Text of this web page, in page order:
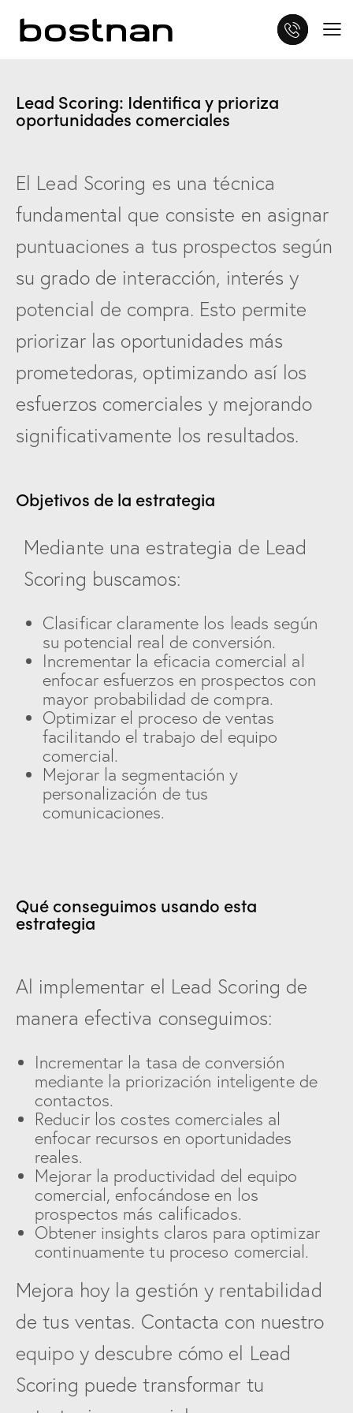
Customer Journey Analytics
Lead Scoring: Identifica y prioriza
oportunidades comerciales
El Lead Scoring es una técnica
fundamental que consiste en asignar
puntuaciones a tus prospectos según
su grado de interacción, interés y
potencial de compra. Esto permite
priorizar las oportunidades más
prometedoras, optimizando así los
esfuerzos comerciales y mejorando
significativamente los resultados.
Objetivos de la estrategia
Mediante una estrategia de Lead
Scoring buscamos:
Clasificar claramente los leads según
su potencial real de conversión.
Incrementar la eficacia comercial al
enfocar esfuerzos en prospectos con
mayor probabilidad de compra.
Optimizar el proceso de ventas
facilitando el trabajo del equipo
comercial.
Mejorar la segmentación y
personalización de tus
comunicaciones.
Qué conseguimos usando esta
estrategia
Al implementar el Lead Scoring de
manera efectiva conseguimos:
Incrementar la tasa de conversión
mediante la priorización inteligente de
contactos.
Reducir los costes comerciales al
enfocar recursos en oportunidades
reales.
Mejorar la productividad del equipo
comercial, enfocándose en los
prospectos más calificados.
Obtener insights claros para optimizar
continuamente tu proceso comercial.
Mejora hoy la gestión y rentabilidad
de tus ventas. Contacta con nuestro
equipo y descubre cómo el Lead
Scoring puede transformar tu